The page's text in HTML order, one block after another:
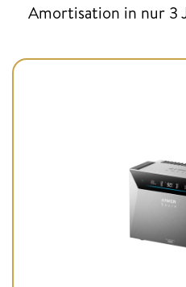
Amortisation in nur 3